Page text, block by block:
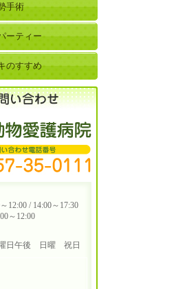
手術
ーティー
のすすめ
12:00 / 14:00～17:30
～12:00
日午後 日曜 祝日